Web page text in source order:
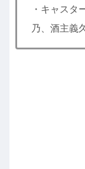
・キャスタ
乃、酒主義